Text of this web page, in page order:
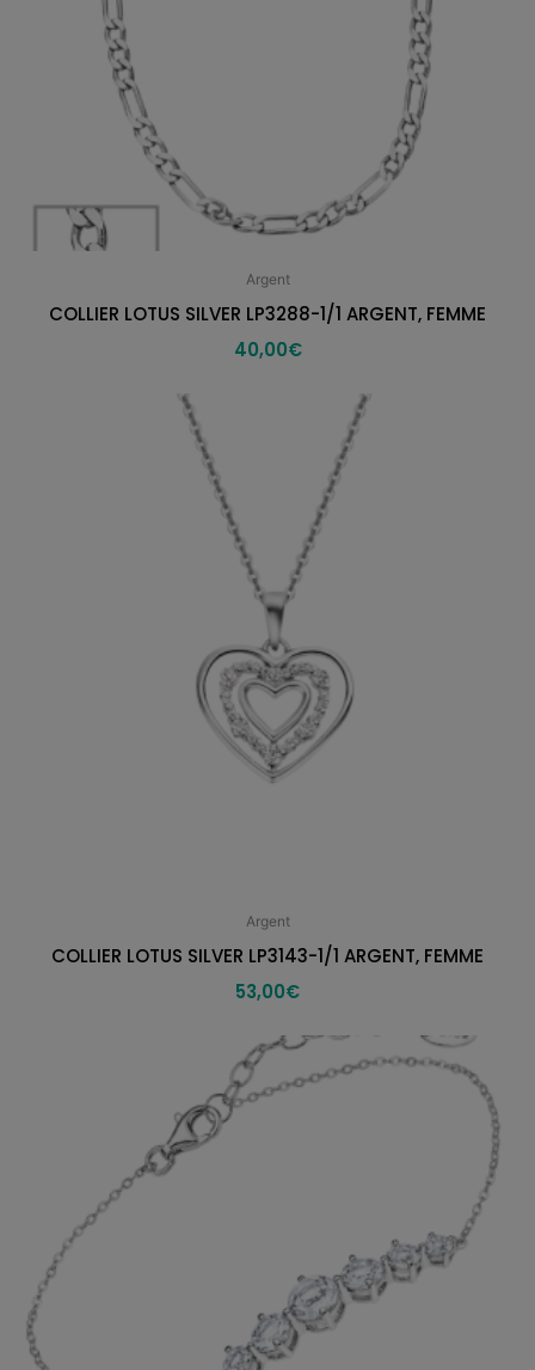
Argent
COLLIER LOTUS SILVER LP3288-1/1 ARGENT, FEMME
40,00€
Argent
COLLIER LOTUS SILVER LP3143-1/1 ARGENT, FEMME
53,00€